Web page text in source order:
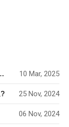
on Ubuntu 24.04 10 Mar, 2025
25 Nov, 2024
06 Nov, 2024